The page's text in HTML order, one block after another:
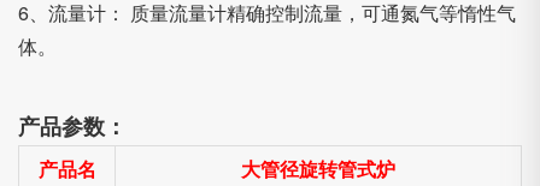
6、流量计： 质量流量计精确控制流量，可通氮气等惰性气
体。
产品参数：
产品名
大管径旋转管式炉